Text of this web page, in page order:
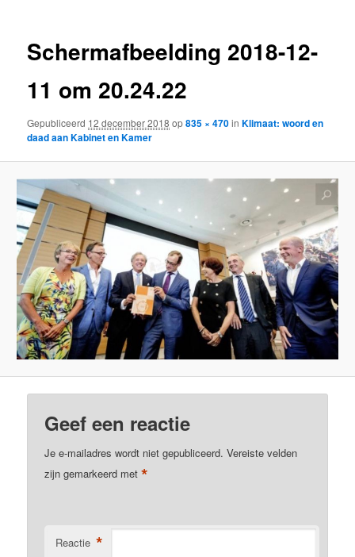
Schermafbeelding 2018-12-
11 om 20.24.22
Gepubliceerd 12 december 2018 op835 × 470inKlimaat: woord en
daad aan Kabinet en Kamer
Geef een reactie
Je e-mailadres wordt niet gepubliceerd. Vereiste velden
zijn gemarkeerd met*
Reactie *